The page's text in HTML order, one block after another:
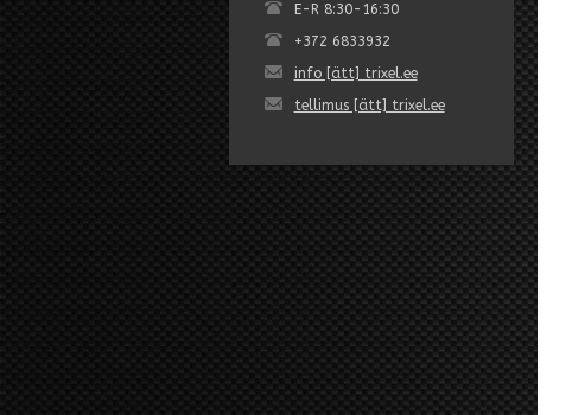
E-R 8:30-16:30
+372 6833932
info [ätt] trixel.ee
tellimus [ätt] trixel.ee